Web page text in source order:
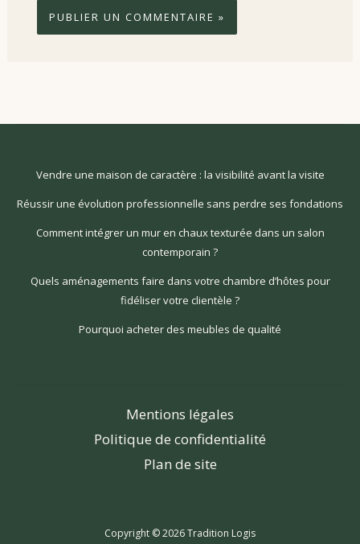
Vendre une maison de caractère : la visibilité avant la visite
Réussir une évolution professionnelle sans perdre ses fondations
Comment intégrer un mur en chaux texturée dans un salon
contemporain ?
Quels aménagements faire dans votre chambre d’hôtes pour
fidéliser votre clientèle ?
Pourquoi acheter des meubles de qualité
Mentions légales
Politique de confidentialité
Plan de site
Copyright © 2026 Tradition Logis